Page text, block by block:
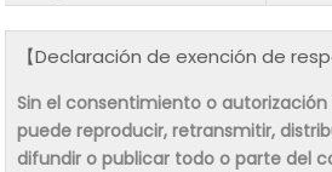
【Declaración de exención de
Sin el consentimiento o
puede reproducir, retransmitir,
difundir o publicar todo o parte del